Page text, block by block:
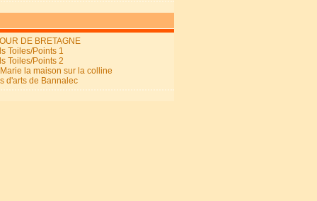
DE BRETAGNE
Toiles/Points 1
Toiles/Points 2
la maison sur la colline
d'arts de Bannalec